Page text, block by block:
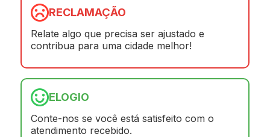
RECLAMAÇÃO
Relate algo que precisa ser ajustado e
contribua para uma cidade melhor!
ELOGIO
Conte-nos se você está satisfeito com o
atendimento recebido.